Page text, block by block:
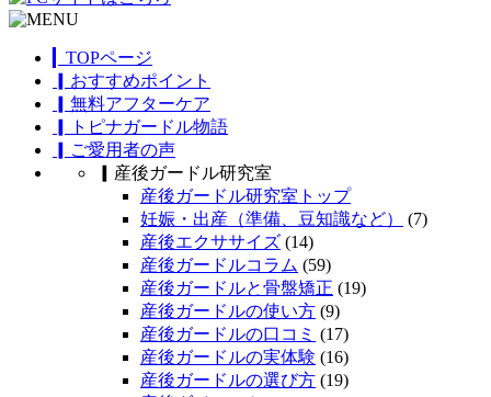
▎TOPページ
▎おすすめポイント
▎無料アフターケア
▎トピナガードル物語
▎ご愛用者の声
▎産後ガードル研究室
産後ガードル研究室トップ
妊娠・出産（準備、豆知識など）
(7)
産後エクササイズ (14)
産後ガードルコラム (59)
産後ガードルと骨盤矯正 (19)
産後ガードルの使い方 (9)
産後ガードルの口コミ (17)
産後ガードルの実体験 (16)
産後ガードルの選び方 (19)